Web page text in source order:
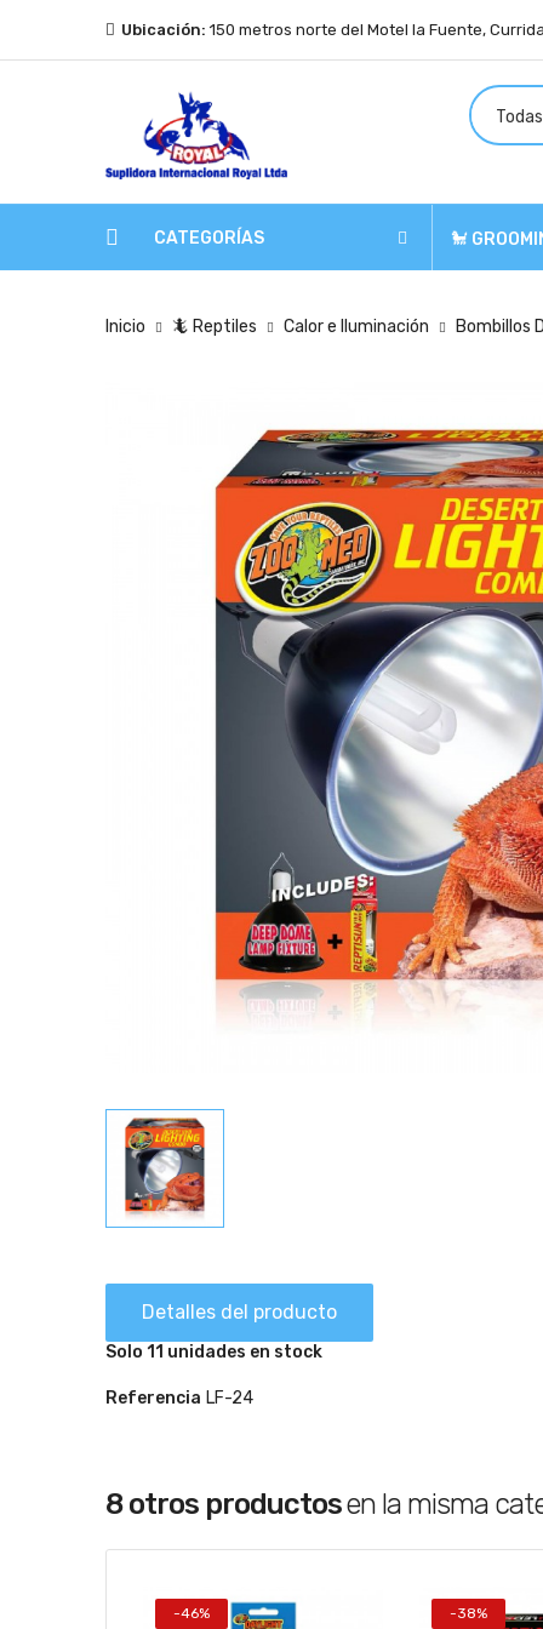
Ubicación: 150 metros norte del Motel la Fuente,
CATEGORÍAS 🐩
Inicio 🦎 Reptiles Calor e Iluminación Bombillos
Detalles del producto
Solo 11 unidades en stock
Referencia LF-24
8 otros productosen la misma
-46% -38%